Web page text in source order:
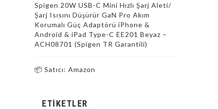
Spigen 20W USB-C Mini Hızlı Şarj Aleti/
Şarj Isısını Düşürür GaN Pro Akım
Korumalı Güç Adaptörü iPhone &
Android & iPad Type-C EE201 Beyaz –
ACH08701 (Spigen TR Garantili)
📦 Satıcı: Amazon
ETIKETLER